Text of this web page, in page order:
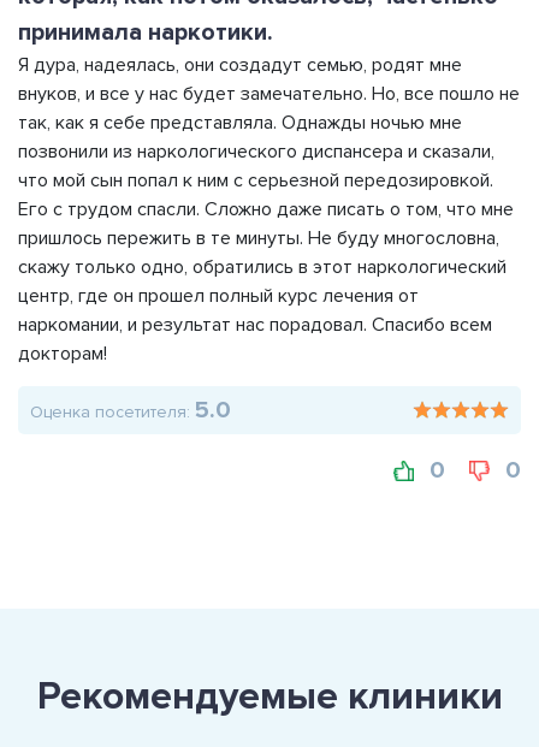
принимала наркотики.
Я дура, надеялась, они создадут семью, родят мне
внуков, и все у нас будет замечательно. Но, все пошло не
так, как я себе представляла. Однажды ночью мне
позвонили из наркологического диспансера и сказали,
что мой сын попал к ним с серьезной передозировкой.
Его с трудом спасли. Сложно даже писать о том, что мне
пришлось пережить в те минуты. Не буду многословна,
скажу только одно, обратились в этот наркологический
центр, где он прошел полный курс лечения от
наркомании, и результат нас порадовал. Спасибо всем
докторам!
Оценка посетителя: 5.0
0 0
Рекомендуемые клиники